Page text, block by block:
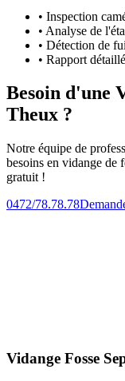
• Inspection
• Analyse de
• Détection de
• Rapport détaillé
Besoin d'une
Theux ?
Notre équipe de
besoins en vidange de
gratuit !
0472/78.78.78
Vidange Fosse